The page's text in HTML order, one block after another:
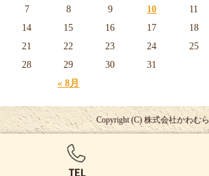
« 8月
7
8 9 10 11
14
15 16 17 18
21
22 23 24 25
28
29 30 31
Copyright (C) 株式会社かわむら